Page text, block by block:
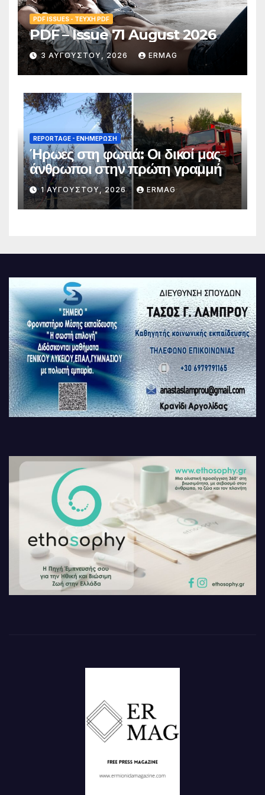
PDF ISSUES - ΤΕΎΧΗ PDF
PDF – Issue 71 August 2026
3 ΑΥΓΟΎΣΤΟΥ, 2026 ERMAG
REPORTAGE - EΝΗΜΈΡΩΣΗ
Ήρωες στη φωτιά: Οι δικοί μας
άνθρωποι στην πρώτη γραμμή
1 ΑΥΓΟΎΣΤΟΥ, 2026 ERMAG